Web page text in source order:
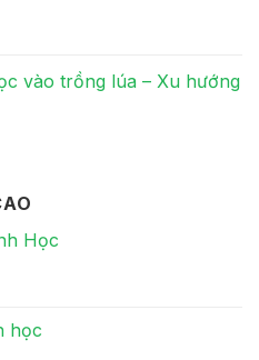
vào trồng lúa – Xu hướng
Học
học